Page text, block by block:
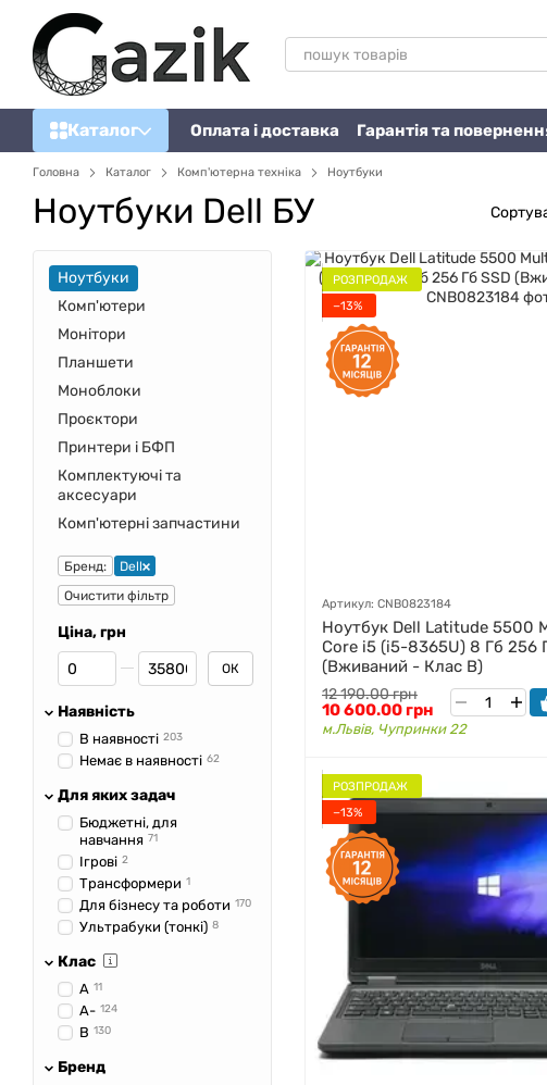
Перейти до основного контенту
Каталог Оплата і доставка Гарантія та
Головна Каталог Комп'ютерна техніка Ноутбуки
Ноутбуки Dell БУ
РОЗПРОДАЖ
−13%
Артикул: CNB0823184
Ноутбук Dell Latitude 5500
Core i5 (i5-8365U) 8 Гб 256
(Вживаний - Клас B)
12 190.00 грн
10 600.00 грн
м.Львів, Чупринки 22
РОЗПРОДАЖ
−13%
Ноутбуки
Комп'ютери
Монітори
Планшети
Моноблоки
Проєктори
Принтери і БФП
Комплектуючі та
аксесуари
Комп'ютерні запчастини
Бренд:
Dell
Очистити фільтр
Ціна, грн
Від Ціна, грн
До Ціна, грн ОК
Наявність
В наявності 203
Немає в наявності 62
Для яких задач
Бюджетні, для
навчання 71
Ігрові 2
Трансформери 1
Для бізнесу та роботи 170
Ультрабуки (тонкі) 8
Клас
A 11
A- 124
B 130
Бренд